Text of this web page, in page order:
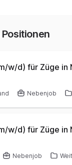
w/d) für Züge
Nebenjob
w/d) für Züge
Nebenjob